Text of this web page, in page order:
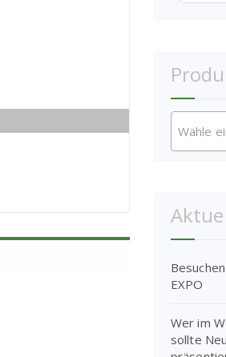
Wähle
EXPO
Wer im
sollte